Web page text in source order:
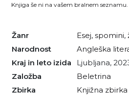
Žanr esej, spomini,
Narodnost
angleška
Kraj in leto izida
Ljubljana,
Založba
Beletrina
Zbirka
Knjižna
Knjiga še ni na vašem bralnem seznamu.